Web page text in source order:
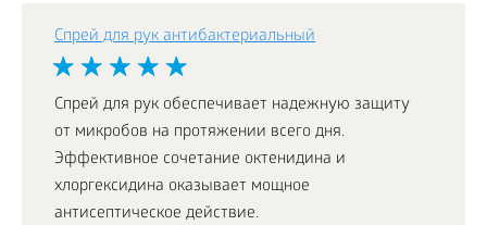
Спрей для рук антибактериальный
Спрей для рук обеспечивает надежную защиту
от микробов на протяжении всего дня.
Эффективное сочетание октенидина и
хлоргексидина оказывает мощное
антисептическое действие.